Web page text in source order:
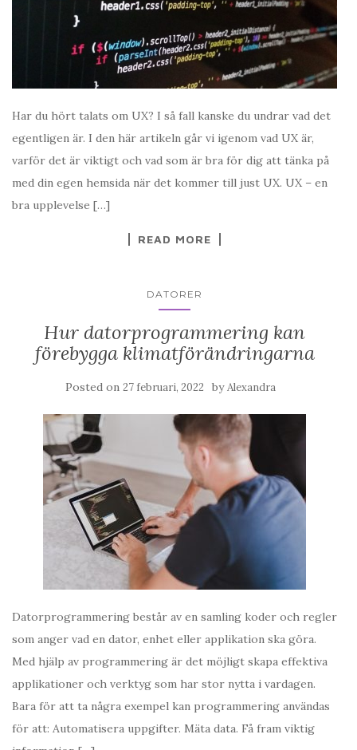
Har du hört talats om UX? I så fall kanske du undrar vad det
egentligen är. I den här artikeln går vi igenom vad UX är,
varför det är viktigt och vad som är bra för dig att tänka på
med din egen hemsida när det kommer till just UX. UX – en
bra upplevelse […]
READ MORE
DATORER
Hur datorprogrammering kan
förebygga klimatförändringarna
Posted on 27 februari, 2022 byAlexandra
Datorprogrammering består av en samling koder och regler
som anger vad en dator, enhet eller applikation ska göra.
Med hjälp av programmering är det möjligt skapa effektiva
applikationer och verktyg som har stor nytta i vardagen.
Bara för att ta några exempel kan programmering användas
för att: Automatisera uppgifter. Mäta data. Få fram viktig